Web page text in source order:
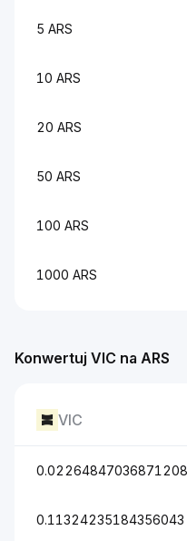
Konwertuj VIC na ARS
VIC
0.11324235184356043
5 ARS
10 ARS
20 ARS
50 ARS
100 ARS
1000 ARS